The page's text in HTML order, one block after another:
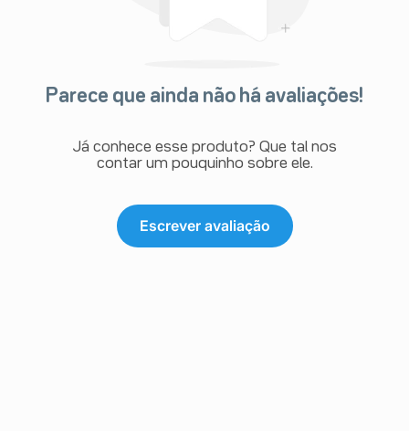
Parece que ainda não há avaliações!
Já conhece esse produto? Que tal nos
contar um pouquinho sobre ele.
Escrever avaliação